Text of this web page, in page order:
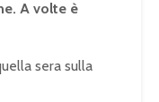
A volte è
sera sulla